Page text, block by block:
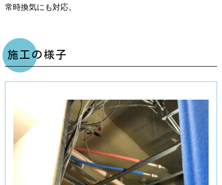
常時換気にも対応。
施工の様子